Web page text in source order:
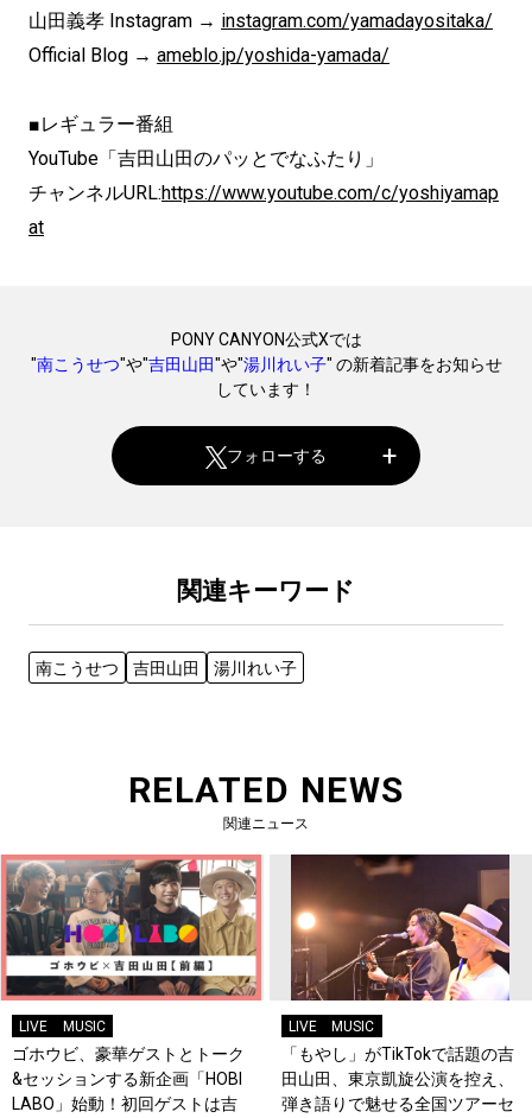
山田義孝 Instagram → instagram.com/yamadayositaka/
Official Blog → ameblo.jp/yoshida-yamada/
■レギュラー番組
YouTube「吉田山田のパッとでなふたり」
チャンネルURL:https://www.youtube.com/c/yoshiyamap
at
PONY CANYON公式Xでは
"南こうせつ"や"吉田山田"や"湯川れい子" の新着記事をお知らせ
しています！
フォローする
関連キーワード
南こうせつ 吉田山田 湯川れい子
RELATED NEWS
関連ニュース
LIVE MUSIC
ゴホウビ、豪華ゲストとトーク
&セッションする新企画「HOBI
LABO」始動！初回ゲストは吉
LIVE MUSIC
「もやし」がTikTokで話題の吉
田山田、東京凱旋公演を控え、
弾き語りで魅せる全国ツアーセ